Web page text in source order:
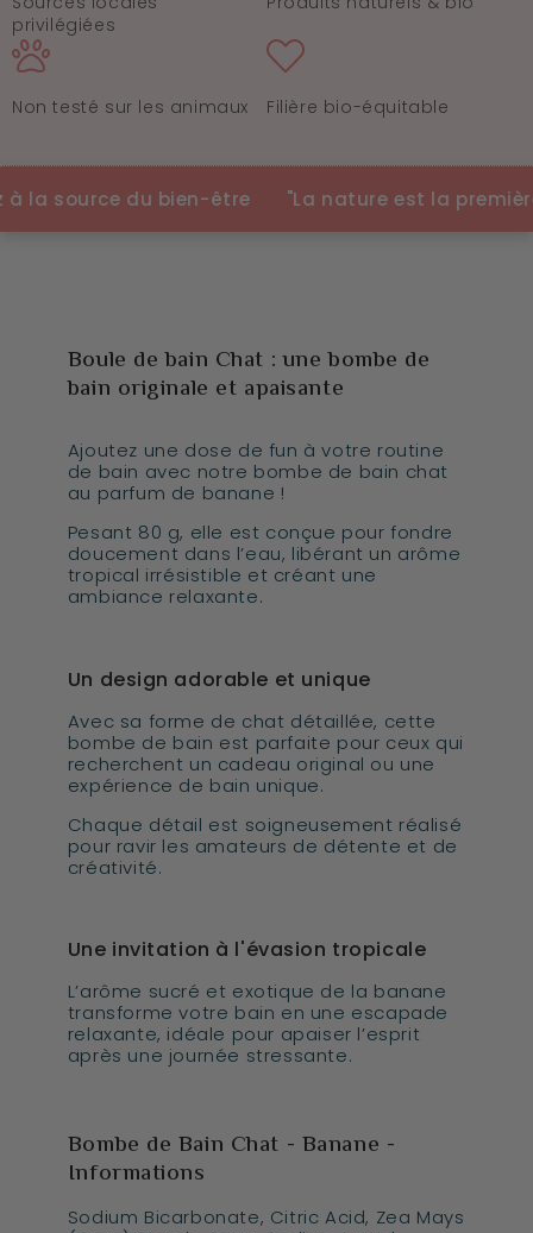
privilégiées
Non testé sur les animaux Filière bio-équitable
source du bien-être "La nature est la première
Boule de bain Chat : une bombe de
bain originale et apaisante
Ajoutez une dose de fun à votre routine
de bain avec notre bombe de bain chat
au parfum de banane !
Pesant 80 g, elle est conçue pour fondre
doucement dans l’eau, libérant un arôme
tropical irrésistible et créant une
ambiance relaxante.
Un design adorable et unique
Avec sa forme de chat détaillée, cette
bombe de bain est parfaite pour ceux qui
recherchent un cadeau original ou une
expérience de bain unique.
Chaque détail est soigneusement réalisé
pour ravir les amateurs de détente et de
créativité.
Une invitation à l'évasion tropicale
L’arôme sucré et exotique de la banane
transforme votre bain en une escapade
relaxante, idéale pour apaiser l’esprit
après une journée stressante.
Bombe de Bain Chat - Banane -
Informations
Sodium Bicarbonate, Citric Acid, Zea Mays